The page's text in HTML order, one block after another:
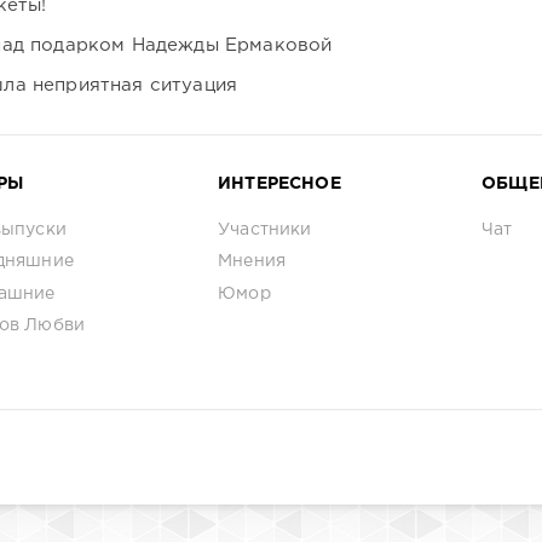
подарком Надежды Ермаковой
неприятная ситуация
Любви
ИНТЕРЕСНОЕ
Участники
Мнения
Юмор
Чат